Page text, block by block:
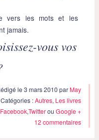
vers les mots et les
jamais.
vous vos
le 3 mars 2010 par May
Catégories :Autres, Les livres
Facebook,TwitterouGoogle +
12 commentaires